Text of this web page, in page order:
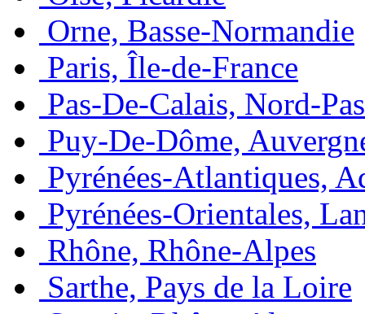
Orne, Basse-Normandie
Paris, Île-de-France
Pas-De-Calais, Nord-
Puy-De-Dôme,
Pyrénées-Atlantiques,
Pyrénées-Orientales,
Rhône, Rhône-Alpes
Sarthe, Pays de la Loire